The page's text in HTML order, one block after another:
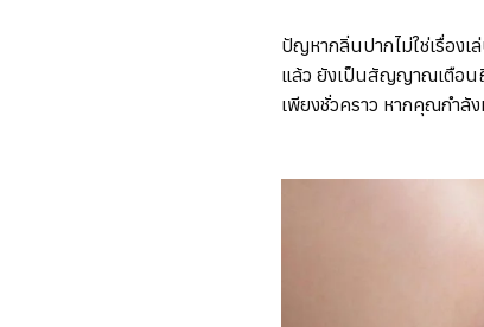
ปัญหากลิ่นปากไม่ใช่เรื่อง
แล้ว ยังเป็นสัญญาณเตือน
เพียงชั่วคราว หากคุณกำลั